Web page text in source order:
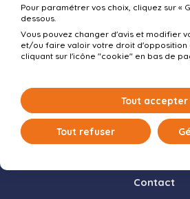
Ma carrière chez
Espace
Préparer son
Processus de
Gérer son identité
Contact
Pour paramétrer vos choix, cliquez sur «
dessous.
Vous pouvez changer d'avis et modifier
et/ou faire valoir votre droit d'opposition
cliquant sur l'icône "cookie" en bas de
Tout accepter
Tout refuser